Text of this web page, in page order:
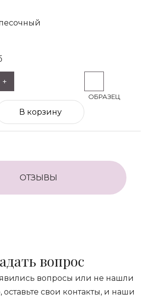
+
В корзину
ОТЗЫВЫ
вопрос
вопросы или не нашли
свои контакты, и наши